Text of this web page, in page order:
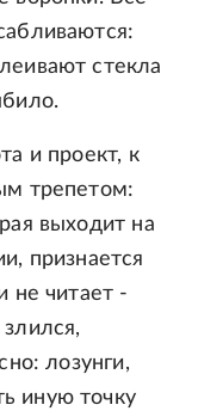
стекла
и проект, к
трепетом:
выходит на
признается
не читает -
лозунги,
иную точку